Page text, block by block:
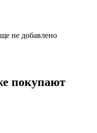
не добавлено
покупают